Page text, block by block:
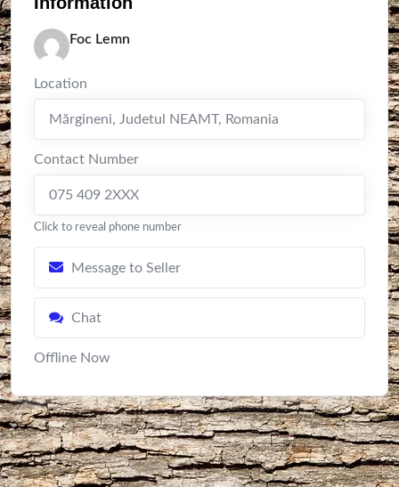
Foc Lemn
Location
Mărgineni, Judetul NEAMT, Romania
Contact Number
075 409 2XXX
Click to reveal phone number
Message to Seller
Chat
Offline Now